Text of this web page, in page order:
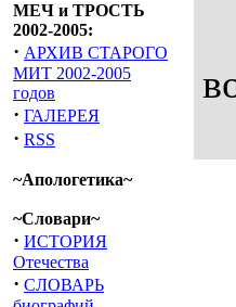
МЕЧ и ТРОСТЬ
2002-2005:
· АРХИВ СТАРОГО
МИТ 2002-2005
годов
· ГАЛЕРЕЯ
· RSS
~Апологетика~
~Словари~
· ИСТОРИЯ
Отечества
· СЛОВАРЬ